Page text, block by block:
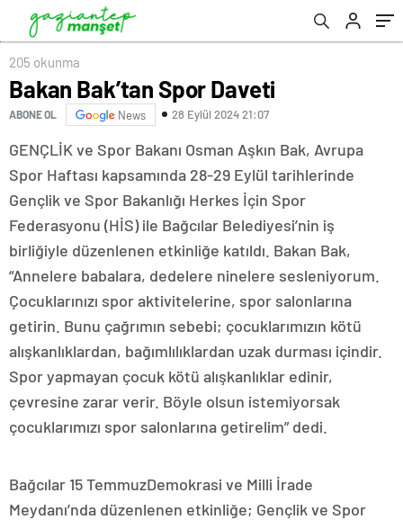
205 okunma
Bakan Bak’tan Spor Daveti
ABONE OL News 28 Eylül 2024 21:07
GENÇLİK ve Spor Bakanı Osman Aşkın Bak, Avrupa
Spor Haftası kapsamında 28-29 Eylül tarihlerinde
Gençlik ve Spor Bakanlığı Herkes İçin Spor
Federasyonu (HİS) ile Bağcılar Belediyesi’nin iş
birliğiyle düzenlenen etkinliğe katıldı. Bakan Bak,
“Annelere babalara, dedelere ninelere sesleniyorum.
Çocuklarınızı spor aktivitelerine, spor salonlarına
getirin. Bunu çağrımın sebebi; çocuklarımızın kötü
alışkanlıklardan, bağımlılıklardan uzak durması içindir.
Spor yapmayan çocuk kötü alışkanlıklar edinir,
çevresine zarar verir. Böyle olsun istemiyorsak
çocuklarımızı spor salonlarına getirelim” dedi.
Bağcılar 15 TemmuzDemokrasi ve Milli İrade
Meydanı’nda düzenlenen etkinliğe; Gençlik ve Spor